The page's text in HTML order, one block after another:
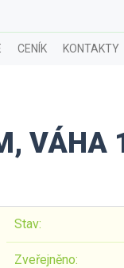
CENÍK KONTAKTY
VÁHA
Stav:
Zveřejněno: